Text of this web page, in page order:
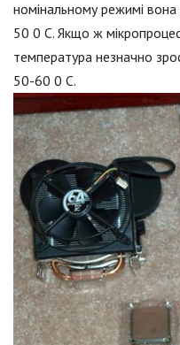
номінальному режимі
50 0 С. Якщо ж
температура незначно
50-60 0 С.